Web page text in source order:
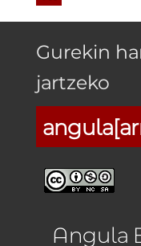
Gurekin
jartzeko
Angula